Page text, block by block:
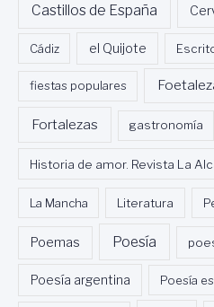
Castillos de España
Cádiz el Quijote
fiestas populares
Fortalezas gastronomía
Historia de amor. Revista La
La Mancha Literatura
Poemas Poesía
Poesía argentina Poesía